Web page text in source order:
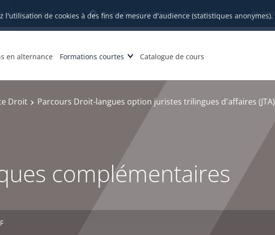
de cookies à des fins de mesure d'audience (statistiques anonymes).
et inscriptions Orientation et insertion professionnelle
en alternance Formations courtes Catalogue de cours
Droit
Parcours Droit-langues option juristes trilingues d'affaires (JTA)
complémentaires